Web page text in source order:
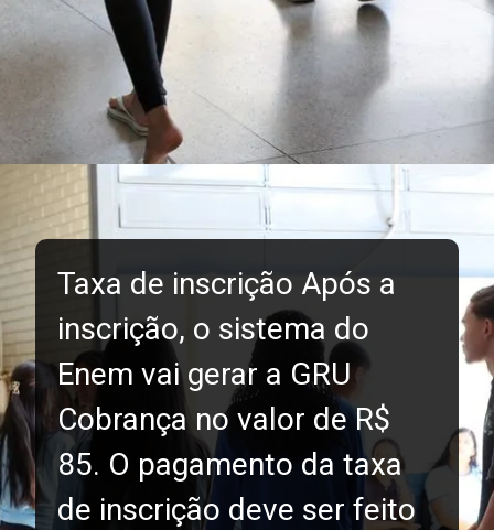
Taxa de inscrição Após a
inscrição, o sistema do
Enem vai gerar a GRU
Cobrança no valor de R$
85. O pagamento da taxa
de inscrição deve ser feito